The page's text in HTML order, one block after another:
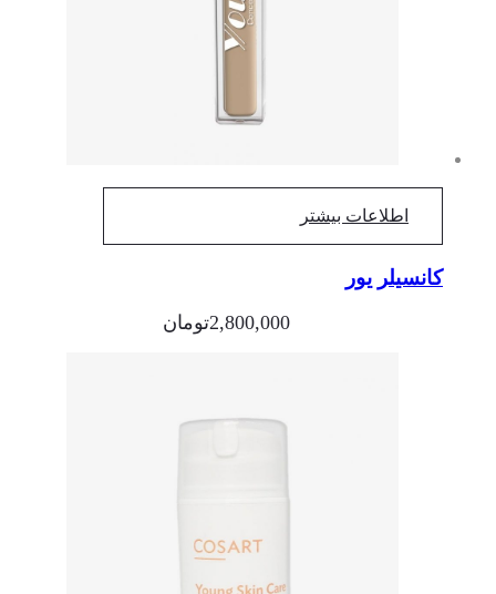
اطلاعات بیشتر
کانسیلر یور
2,800,000تومان